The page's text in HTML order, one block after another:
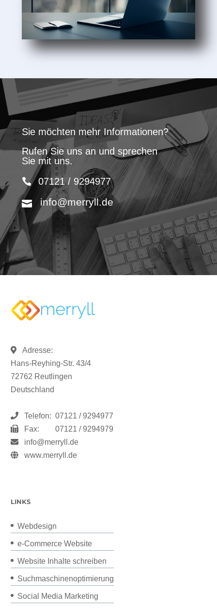
Sie möchten mehr Informationen?
Rufen Sie uns an und sprechen
Sie mit uns.
07121 / 9294977
info@merryll.de
Adresse:
Hans-Reyhing-Str. 43/4
72762 Reutlingen
Deutschland
Telefon: 07121 / 9294977
Fax:
07121 / 9294979
info@merryll.de
www.merryll.de
LINKS
Webdesign
e-Commerce Website
Website Inhalte schreiben
Suchmaschinenoptimierung
Social Media Marketing